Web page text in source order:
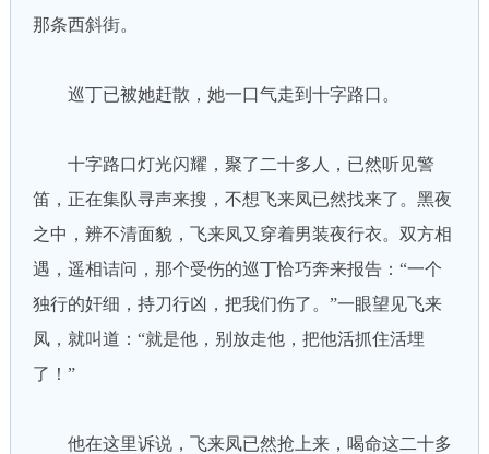
那条西斜街。
巡丁已被她赶散，她一口气走到十字路口。
十字路口灯光闪耀，聚了二十多人，已然听见警
笛，正在集队寻声来搜，不想飞来凤已然找来了。黑夜
之中，辨不清面貌，飞来凤又穿着男装夜行衣。双方相
遇，遥相诘问，那个受伤的巡丁恰巧奔来报告：“一个
独行的奸细，持刀行凶，把我们伤了。”一眼望见飞来
凤，就叫道：“就是他，别放走他，把他活抓住活埋
了！”
他在这里诉说，飞来凤已然抢上来，喝命这二十多